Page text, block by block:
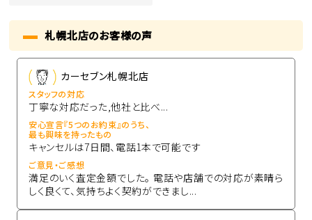
札幌北店のお客様の声
カーセブン札幌北店
スタッフの対応
丁寧な対応だった,他社と比べ...
安心宣言『5つのお約束』のうち、
最も興味を持ったもの
キャンセルは7日間、電話1本で可能です
ご意見・ご感想
満足のいく査定金額でした。 電話や店舗での対応が素晴ら
しく良くて、気持ちよく契約ができまし...